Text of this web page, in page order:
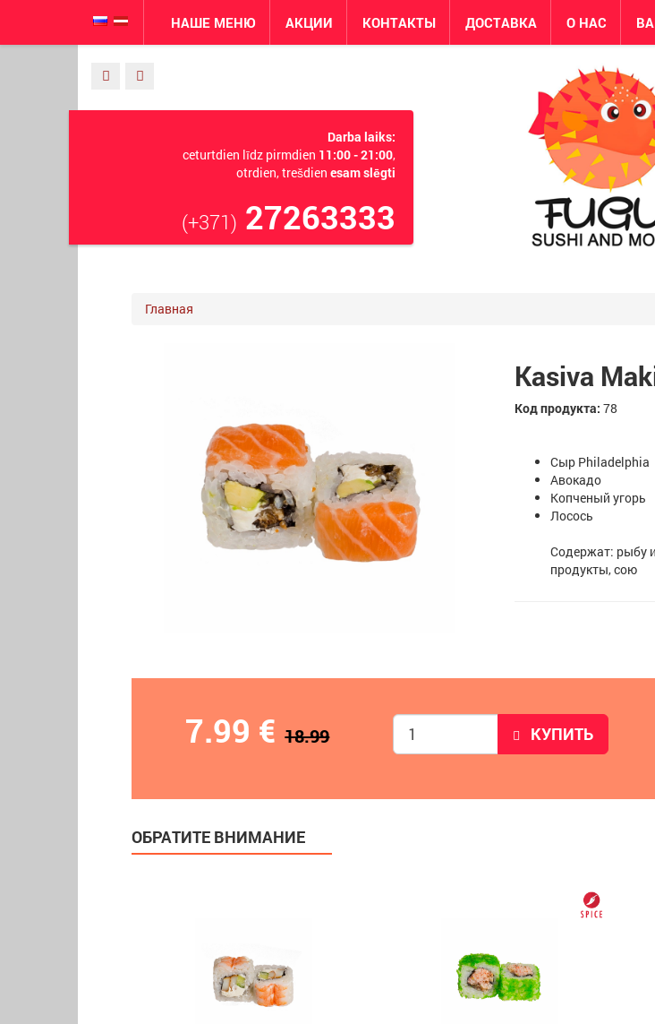
НАШЕ МЕНЮ АКЦИИ КОНТАКТЫ ДОСТАВКА О НАС
Darba laiks:
ceturtdien līdz pirmdien 11:00 - 21:00,
otrdien, trešdien esam slēgti
(+371) 27263333
Главная
Kasiva
Код продукта: 78
Сыр Philadelphia
Авокадо
Копченый угорь
Лосось
Содержат: рыбу
продукты, сою
7.99 €18.99 КУПИТЬ
ОБРАТИТЕ ВНИМАНИЕ